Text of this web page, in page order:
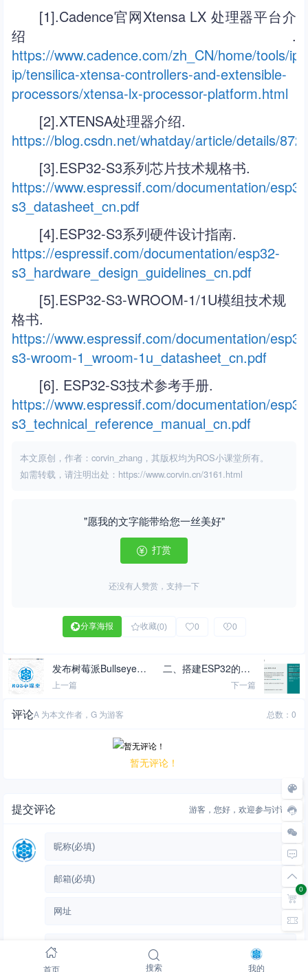
[1].Cadence官网Xtensa LX 处理器平台介
绍.
https://www.cadence.com/zh_CN/home/tools/
ip/tensilica-xtensa-controllers-and-extensible-
processors/xtensa-lx-processor-platform.html
[2].XTENSA处理器介绍.
https://blog.csdn.net/whatday/article/details/
[3].ESP32-S3系列芯片技术规格书.
https://www.espressif.com/documentation/
s3_datasheet_cn.pdf
[4].ESP32-S3系列硬件设计指南.
https://espressif.com/documentation/esp32-
s3_hardware_design_guidelines_cn.pdf
[5].ESP32-S3-WROOM-1/1U模组技术规
格书.
https://www.espressif.com/documentation/
s3-wroom-1_wroom-1u_datasheet_cn.pdf
[6]. ESP32-S3技术参考手册.
https://www.espressif.com/documentation/
s3_technical_reference_manual_cn.pdf
本文原创，作者：corvin_zhang，其版权均为ROS小课堂所有。
如需转载，请注明出处：https://www.corvin.cn/3161.html
"愿我的文字能带给您一丝美好"
打赏
还没有人赞赏，支持一下
分享海报 收藏(0) 0 0
发布树莓派Bullseye 6
4bit ROS Noetic V1.0
上一篇
二、搭建ESP32的Ard
uino开发环境
下一篇
评论A 为本文作者，G 为游客 总数：0
暂无评论！
提交评论 游客， 您好，欢迎参与讨论。
0
首页 搜索 我的